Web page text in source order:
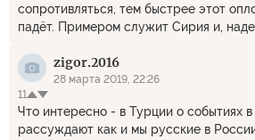
сопротивляться, тем быстрее этот
падёт. Примером служит Сирия и,
zigor.2016
28 марта 2019, 22:26
11
Что интересно - в Турции о событиях
рассуждают как и мы русские в